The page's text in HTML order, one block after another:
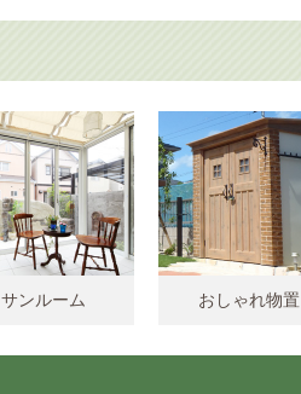
サンルーム おしゃれ物置